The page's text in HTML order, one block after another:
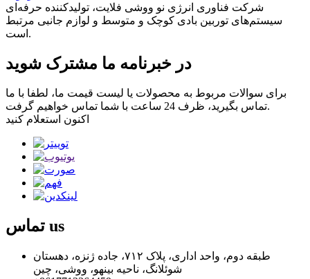
شرکت فناوری انرژی نو ووشی فلایت، تولیدکننده حرفه‌ای
سیستم‌های توربین بادی کوچک و متوسط ​​و لوازم جانبی مرتبط
است.
در خبرنامه ما مشترک شوید
برای سوالات مربوط به محصولات یا لیست قیمت ما، لطفا با ما
تماس بگیرید، ظرف 24 ساعت با شما تماس خواهیم گرفت.
اکنون استعلام کنید
تماس us
طبقه دوم، واحد اداری، پلاک ۷۱۲، جاده ژنزه، دهستان
شوئلانگ، ناحیه بینهو، ووشی، چین